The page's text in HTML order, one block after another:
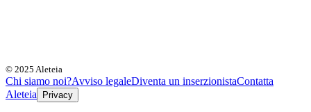
© 2025 Aleteia
Chi siamo noi?Avviso legaleDiventa un inserzionistaContatta
Aleteia
Privacy